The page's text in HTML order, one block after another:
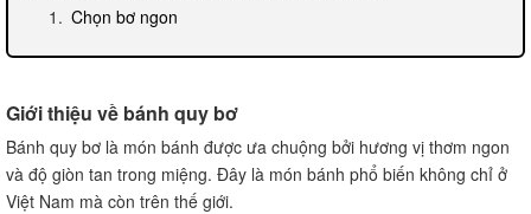
Chọn bơ ngon
Câu hỏi thường gặp về bánh quy bơ
Bánh quy bơ có thể ăn kèm với những đồ uống nào?
Làm sao để bánh quy bơ giòn và thơm lâu?
Cách chế biến bánh quy bơ không bị ngán
Giới thiệu về bánh quy bơ
Bánh quy bơ là món bánh được ưa chuộng bởi hương vị thơm ngon
và độ giòn tan trong miệng. Đây là món bánh phổ biến không chỉ ở
Việt Nam mà còn trên thế giới.